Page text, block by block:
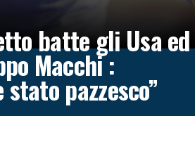
batte gli Usa ed
Macchi :
pazzesco”